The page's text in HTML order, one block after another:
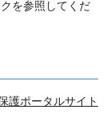
を参照してくだ
護ポータルサイト